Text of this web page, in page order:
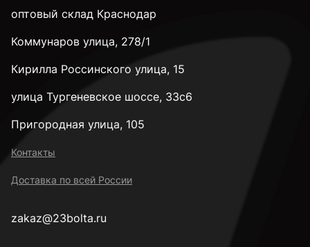
3,4 мм
3,5 мм
3,7 мм
оптовый склад Краснодар
Коммунаров улица, 278/1
Кирилла Россинского улица, 15
улица Тургеневское шоссе, 33с6
Пригородная улица, 105
Контакты
Доставка по всей России
zakaz@23bolta.ru